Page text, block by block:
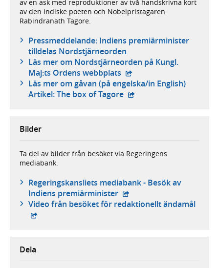
av en ask med reproduktioner av två handskrivna kort
av den indiske poeten och Nobelpristagaren
Rabindranath Tagore.
Pressmeddelande: Indiens premiärminister
tilldelas Nordstjärneorden
Läs mer om Nordstjärneorden på Kungl.
Maj:ts Ordens webbplats - extern webbplats,
Läs mer om gåvan (på engelska/in English)
Artikel: The box of Tagore - extern webbplats,
Bilder
Ta del av bilder från besöket via Regeringens
mediabank.
Regeringskansliets mediabank - Besök av
Indiens premiärminister - extern webbplats,
Video från besöket för redaktionellt ändamål-
Dela